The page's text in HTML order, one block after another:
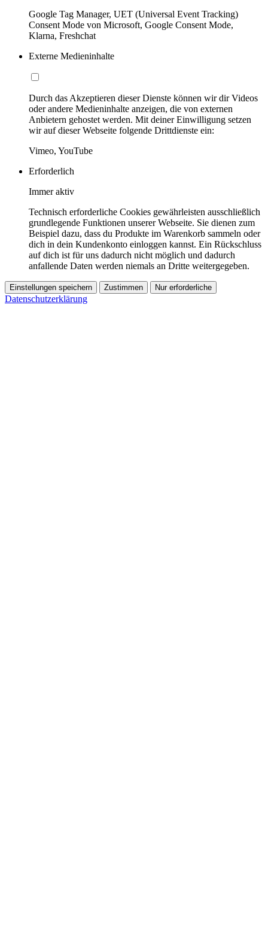
Google Tag Manager, UET (Universal Event Tracking)
Consent Mode von Microsoft, Google Consent Mode,
Klarna, Freshchat
Externe Medieninhalte
Durch das Akzeptieren dieser Dienste können wir dir Videos
oder andere Medieninhalte anzeigen, die von externen
Anbietern gehostet werden. Mit deiner Einwilligung setzen
wir auf dieser Webseite folgende Drittdienste ein:
Vimeo, YouTube
Erforderlich
Immer aktiv
Technisch erforderliche Cookies gewährleisten ausschließlich
grundlegende Funktionen unserer Webseite. Sie dienen zum
Beispiel dazu, dass du Produkte im Warenkorb sammeln oder
dich in dein Kundenkonto einloggen kannst. Ein Rückschluss
auf dich ist für uns dadurch nicht möglich und dadurch
anfallende Daten werden niemals an Dritte weitergegeben.
Einstellungen speichern Zustimmen Nur erforderliche
Datenschutzerklärung